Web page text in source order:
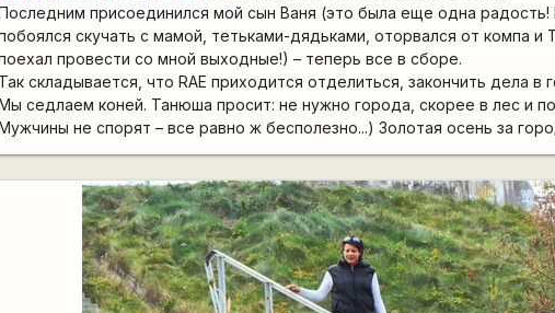
присоединился мой сын Ваня (это была еще одна
скучать с мамой, тетьками-дядьками, оторвался от компа и
провести со мной выходные!) – теперь все в сборе.
Так складывается, что RAE приходится отделиться, закончить дела
седлаем коней. Танюша просит: не нужно города, скорее в лес и
не спорят – все равно ж бесполезно...) Золотая осень за